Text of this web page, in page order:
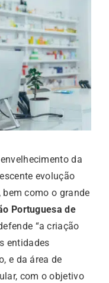
da
evolução
como o grande
Portuguesa de
“a criação
entidades
e da área de
com o objetivo